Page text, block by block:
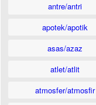
antre/antri
apotek/apotik
asas/azaz
atlet/atlit
atmosfer/atmosfir